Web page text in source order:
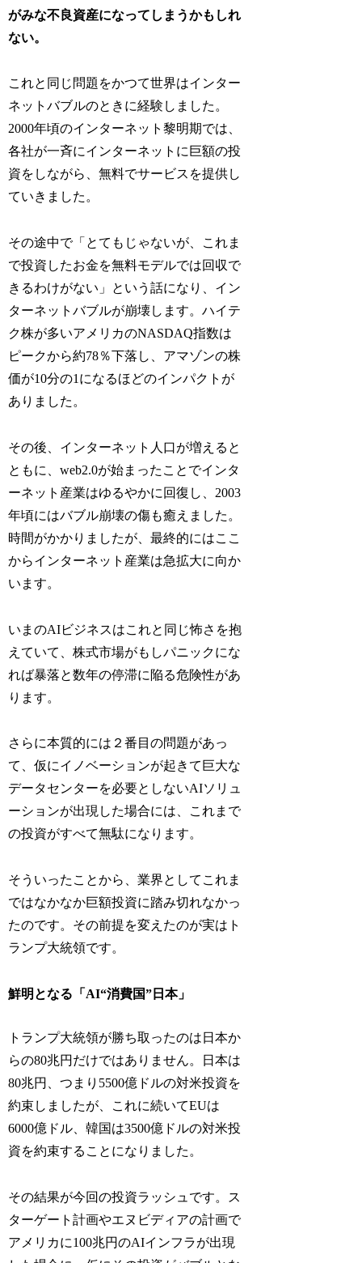
がみな不良資産になってしまうかもしれ
ない。
これと同じ問題をかつて世界はインター
ネットバブルのときに経験しました。
2000年頃のインターネット黎明期では、
各社が一斉にインターネットに巨額の投
資をしながら、無料でサービスを提供し
ていきました。
その途中で「とてもじゃないが、これま
で投資したお金を無料モデルでは回収で
きるわけがない」という話になり、イン
ターネットバブルが崩壊します。ハイテ
ク株が多いアメリカのNASDAQ指数は
ピークから約78％下落し、アマゾンの株
価が10分の1になるほどのインパクトが
ありました。
その後、インターネット人口が増えると
ともに、web2.0が始まったことでインタ
ーネット産業はゆるやかに回復し、2003
年頃にはバブル崩壊の傷も癒えました。
時間がかかりましたが、最終的にはここ
からインターネット産業は急拡大に向か
います。
いまのAIビジネスはこれと同じ怖さを抱
えていて、株式市場がもしパニックにな
れば暴落と数年の停滞に陥る危険性があ
ります。
さらに本質的には２番目の問題があっ
て、仮にイノベーションが起きて巨大な
データセンターを必要としないAIソリュ
ーションが出現した場合には、これまで
の投資がすべて無駄になります。
そういったことから、業界としてこれま
ではなかなか巨額投資に踏み切れなかっ
たのです。その前提を変えたのが実はト
ランプ大統領です。
鮮明となる「AI“消費国”日本」
トランプ大統領が勝ち取ったのは日本か
らの80兆円だけではありません。日本は
80兆円、つまり5500億ドルの対米投資を
約束しましたが、これに続いてEUは
6000億ドル、韓国は3500億ドルの対米投
資を約束することになりました。
その結果が今回の投資ラッシュです。ス
ターゲート計画やエヌビディアの計画で
アメリカに100兆円のAIインフラが出現